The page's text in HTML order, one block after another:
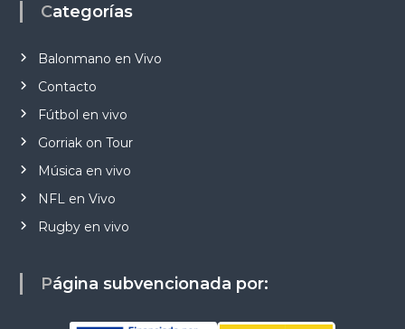
Categorías
Balonmano en Vivo
Contacto
Fútbol en vivo
Gorriak on Tour
Música en vivo
NFL en Vivo
Rugby en vivo
Página subvencionada por: